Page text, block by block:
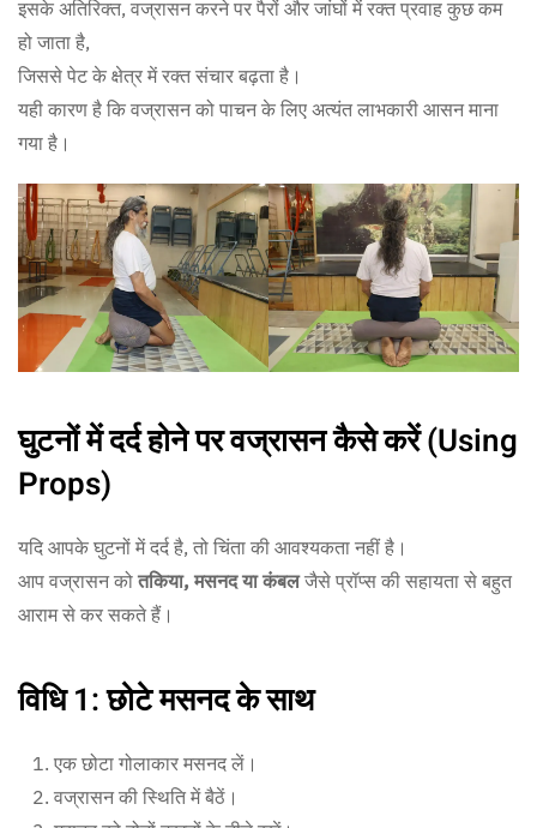
इसके अतिरिक्त, वज्रासन करने पर पैरों और जांघों में रक्त प्रवाह कुछ कम
हो जाता है,
जिससे पेट के क्षेत्र में रक्त संचार बढ़ता है।
यही कारण है कि वज्रासन को पाचन के लिए अत्यंत लाभकारी आसन माना
गया है।
घुटनों में दर्द होने पर वज्रासन कैसे करें (Using
Props)
यदि आपके घुटनों में दर्द है, तो चिंता की आवश्यकता नहीं है।
आप वज्रासन कोतकिया, मसनद या कंबलजैसे प्रॉप्स की सहायता से बहुत
आराम से कर सकते हैं।
विधि 1: छोटे मसनद के साथ
एक छोटा गोलाकार मसनद लें।
वज्रासन की स्थिति में बैठें।